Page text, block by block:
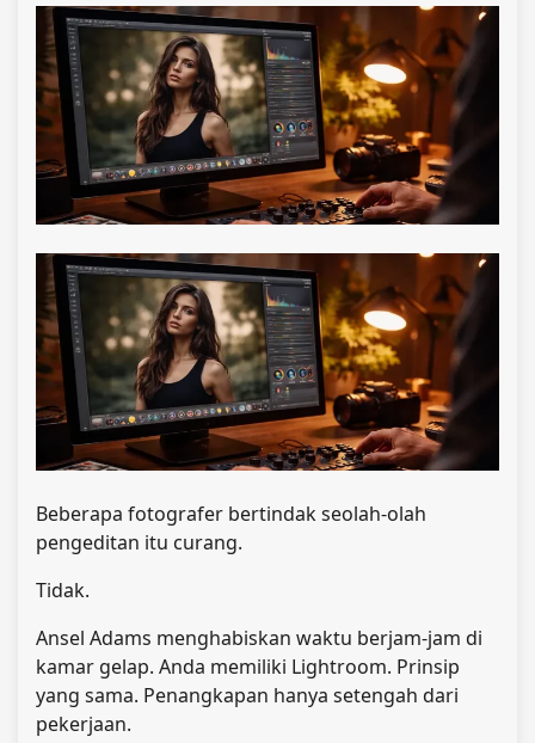
Beberapa fotografer bertindak seolah-olah
pengeditan itu curang.
Tidak.
Ansel Adams menghabiskan waktu berjam-jam di
kamar gelap. Anda memiliki Lightroom. Prinsip
yang sama. Penangkapan hanya setengah dari
pekerjaan.